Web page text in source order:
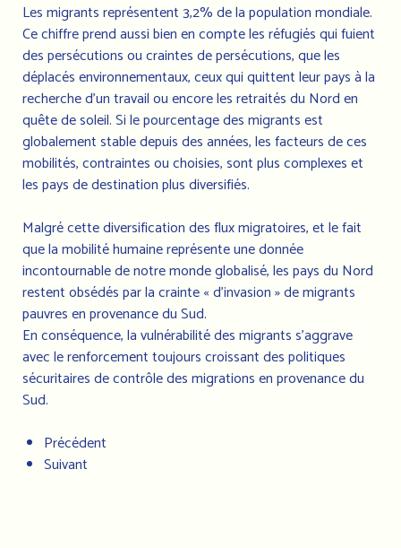
Les migrants représentent 3,2% de la population mondiale.
Ce chiffre prend aussi bien en compte les réfugiés qui fuient
des persécutions ou craintes de persécutions, que les
déplacés environnementaux, ceux qui quittent leur pays à la
recherche d’un travail ou encore les retraités du Nord en
quête de soleil. Si le pourcentage des migrants est
globalement stable depuis des années, les facteurs de ces
mobilités, contraintes ou choisies, sont plus complexes et
les pays de destination plus diversifiés.
Malgré cette diversification des flux migratoires, et le fait
que la mobilité humaine représente une donnée
incontournable de notre monde globalisé, les pays du Nord
restent obsédés par la crainte « d’invasion » de migrants
pauvres en provenance du Sud.
En conséquence, la vulnérabilité des migrants s’aggrave
avec le renforcement toujours croissant des politiques
sécuritaires de contrôle des migrations en provenance du
Sud.
Précédent
Suivant